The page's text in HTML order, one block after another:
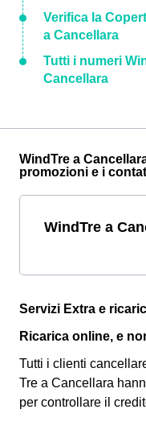
Verifica la
a Cancellara
Tutti i numeri
Cancellara
WindTre a
promozioni e i
WindTre a
Servizi Extra e
Ricarica online, e
Tutti i clienti
Tre a Cancellara
per controllare il